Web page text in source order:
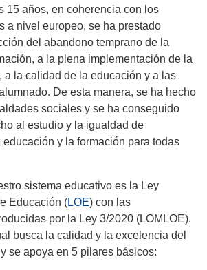
15 años, en coherencia con los
a nivel europeo, se ha prestado
del abandono temprano de la
a la plena implementación de la
a la calidad de la educación y a las
De esta manera, se ha hecho
sociales y se ha conseguido
al estudio y la igualdad de
y la formación para todas
sistema educativo es la Ley
Educación (LOE) con las
por la Ley 3/2020 (LOMLOE).
busca la calidad y la excelencia del
se apoya en 5 pilares básicos: